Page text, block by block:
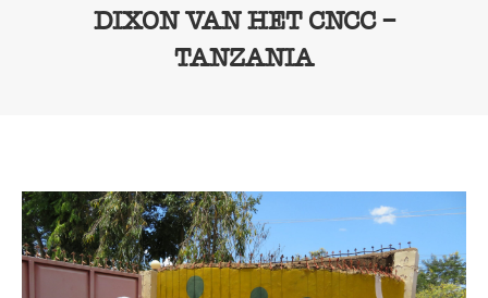
DIXON VAN HET CNCC –
TANZANIA